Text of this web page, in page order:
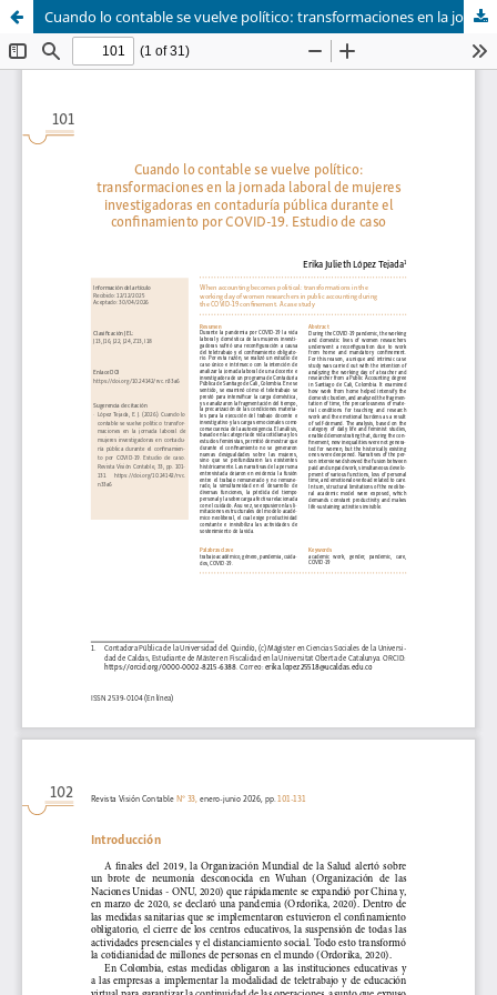
Cuando lo contable se vuelve político: transformaciones en la jornada laboral de mujeres investigadoras en contaduría pública durante el confinamiento por COVID-19. Estudio de caso